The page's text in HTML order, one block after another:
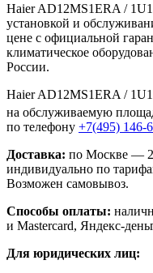
Haier AD12MS1ERA /
установкой и
цене с официальной
климатическое
России.
Haier AD12MS1ERA /
на обслуживаемую
по телефону +7(495) 146-
Доставка: по Москве —
индивидуально по
Возможен самовывоз.
Способы оплаты:
и Mastercard, Яндекс-
Для юридических лиц: